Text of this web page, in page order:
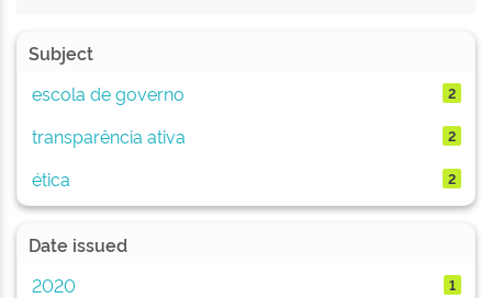
Subject
escola de governo
2
transparência ativa 2
ética 2
Date issued
2020
1